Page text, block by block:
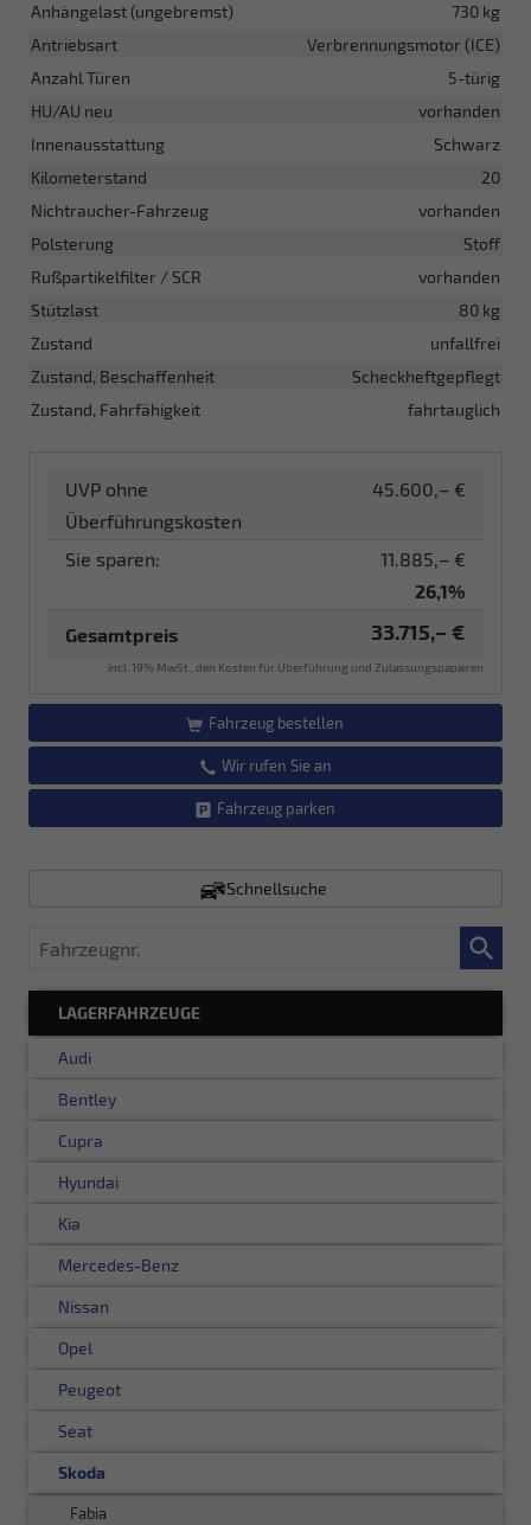
Anhängelast (ungebremst)
730 kg
Antriebsart
Verbrennungsmotor (ICE)
Anzahl Türen
5-türig
HU/AU neu
vorhanden
Innenausstattung
Schwarz
Kilometerstand
20
Nichtraucher-Fahrzeug
vorhanden
Polsterung
Stoff
Rußpartikelfilter / SCR
vorhanden
Stützlast
80 kg
Zustand
unfallfrei
Zustand, Beschaffenheit
Scheckheftgepflegt
Zustand, Fahrfähigkeit
fahrtauglich
UVP ohne
Überführungskosten
45.600,– €
Sie sparen:
11.885,– €
26,1%
Gesamtpreis
33.715,– €
incl. 19% MwSt., den Kosten für Überführung und Zulassungspapieren
Fahrzeug bestellen
Wir rufen Sie an
Fahrzeug parken
Schnellsuche
Fahrzeugnr.
LAGERFAHRZEUGE
Audi
Bentley
Cupra
Hyundai
Kia
Mercedes-Benz
Nissan
Opel
Peugeot
Seat
Skoda
Fabia